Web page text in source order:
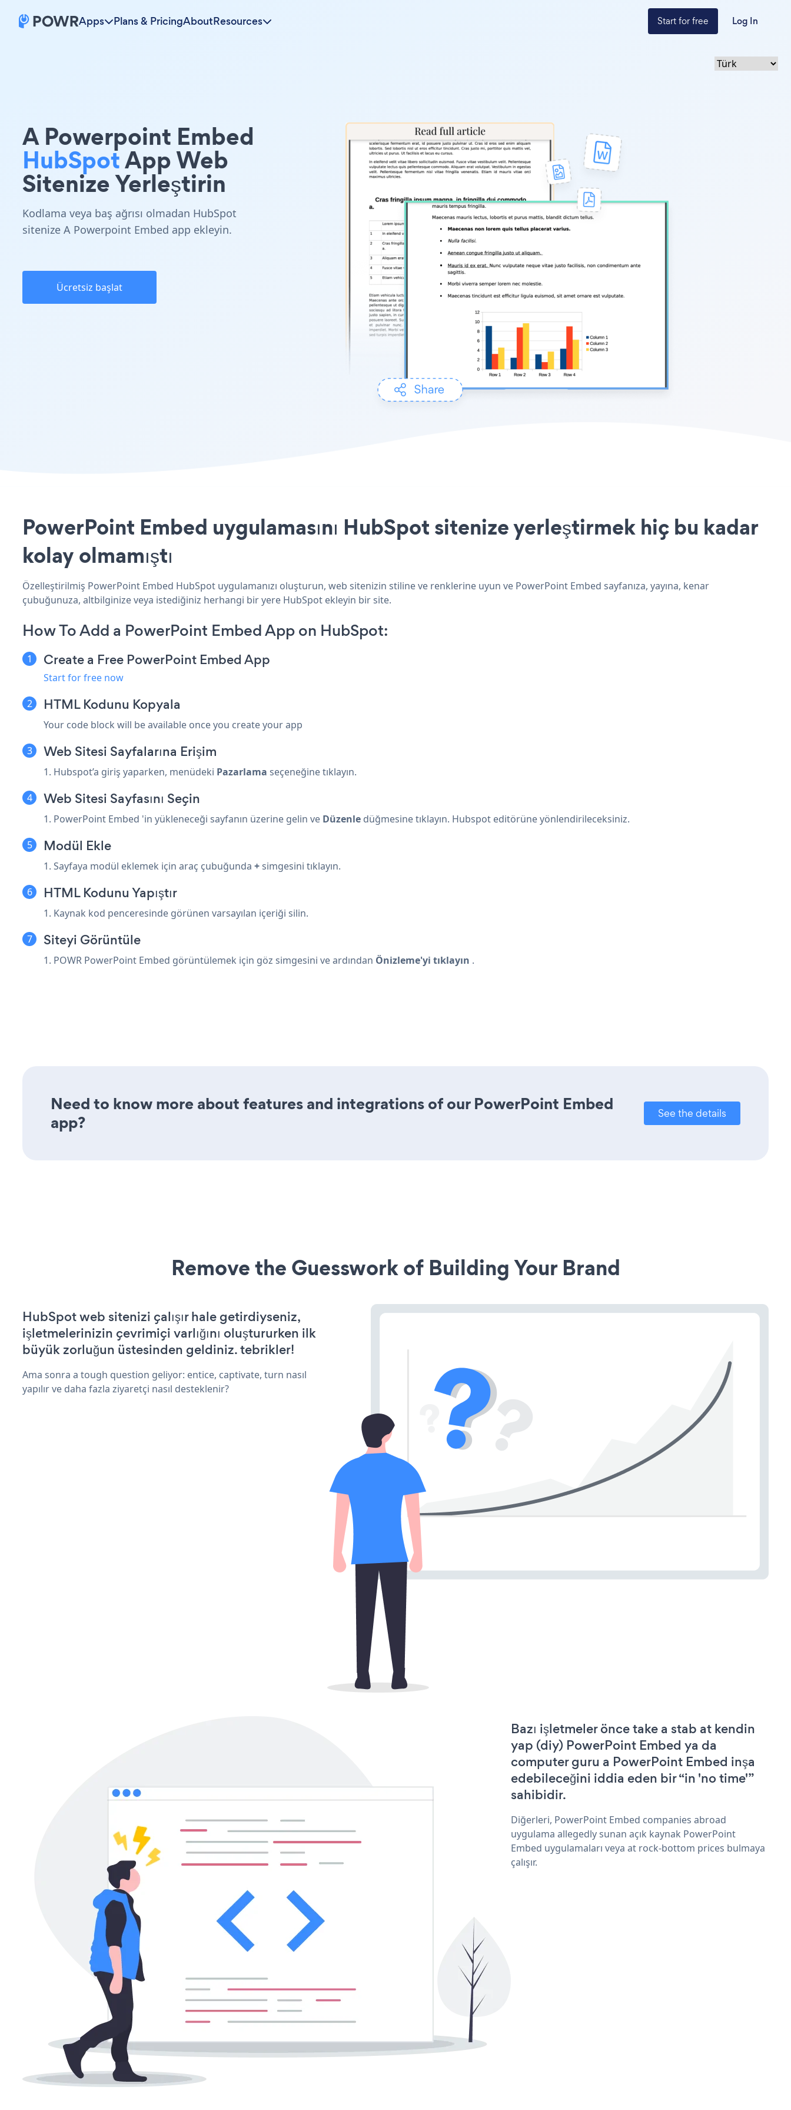
Apps Plans & PricingAboutResources Start for free Log In
A Powerpoint Embed
HubSpotApp Web
Sitenize Yerleştirin
Kodlama veya baş ağrısı olmadan HubSpot
sitenize A Powerpoint Embed app ekleyin.
Ücretsiz başlat
PowerPoint Embed uygulamasını HubSpot sitenize yerleştirmek hiç bu kadar
kolay olmamıştı
Özelleştirilmiş PowerPoint Embed HubSpot uygulamanızı oluşturun, web sitenizin stiline ve renklerine uyun ve PowerPoint Embed sayfanıza, yayına, kenar
çubuğunuza, altbilginize veya istediğiniz herhangi bir yere HubSpot ekleyin bir site.
How To Add a PowerPoint Embed App on HubSpot:
Create a Free PowerPoint Embed App
Start for free now
HTML Kodunu Kopyala
Your code block will be available once you create your app
Web Sitesi Sayfalarına Erişim
1. Hubspot’a giriş yaparken, menüdeki Pazarlama seçeneğine tıklayın.
Web Sitesi Sayfasını Seçin
1. PowerPoint Embed 'in yükleneceği sayfanın üzerine gelin ve Düzenle düğmesine tıklayın. Hubspot editörüne yönlendirileceksiniz.
Modül Ekle
1. Sayfaya modül eklemek için araç çubuğunda +simgesini tıklayın.
HTML Kodunu Yapıştır
1. Kaynak kod penceresinde görünen varsayılan içeriği silin.
Siteyi Görüntüle
1. POWR PowerPoint Embed görüntülemek için göz simgesini ve ardından Önizleme'yi tıklayın .
Need to know more about features and integrations of our PowerPoint Embed
app?
See the details
Remove the Guesswork of Building Your Brand
HubSpot web sitenizi çalışır hale getirdiyseniz,
işletmelerinizin çevrimiçi varlığını oluştururken ilk
büyük zorluğun üstesinden geldiniz. tebrikler!
Ama sonra a tough question geliyor: entice, captivate, turn nasıl
yapılır ve daha fazla ziyaretçi nasıl desteklenir?
Bazı işletmeler önce take a stab at kendin
yap (diy) PowerPoint Embed ya da
computer guru a PowerPoint Embed inşa
edebileceğini iddia eden bir “in 'no time'”
sahibidir.
Diğerleri, PowerPoint Embed companies abroad
uygulama allegedly sunan açık kaynak PowerPoint
Embed uygulamaları veya at rock-bottom prices bulmaya
çalışır.